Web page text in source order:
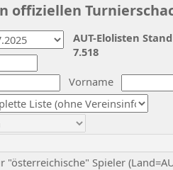
offiziellen
Vorname
"österreichische" Spieler
AUT-Elolisten
7.518